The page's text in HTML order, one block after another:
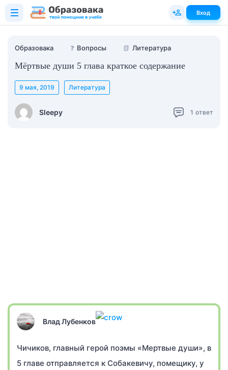
Образовака ❓ Вопросы 📗 Литература
Мёртвые души 5 глава краткое содержание
Sleepy
9 мая, 2019 Литература
1 ответ
Влад Лубенков
Чичиков, главный герой поэмы «Мертвые души», в
5 главе отправляется к Собакевичу, помещику, у
Вход